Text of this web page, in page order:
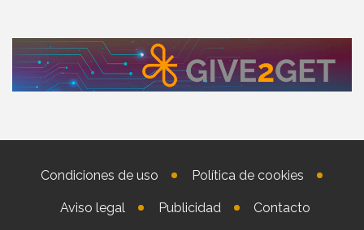
Condiciones de uso Política de cookies
Aviso legal Publicidad Contacto